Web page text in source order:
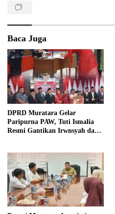
Baca Juga
DPRD Muratara Gelar
Paripurna PAW, Tuti Ismalia
Resmi Gantikan Irwnsyah dari